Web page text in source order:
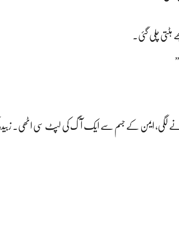
ہٹتی چلی گئی۔
لگی، ایمن کے جسم سے ایک آگ کی لپٹ سی اٹھی۔